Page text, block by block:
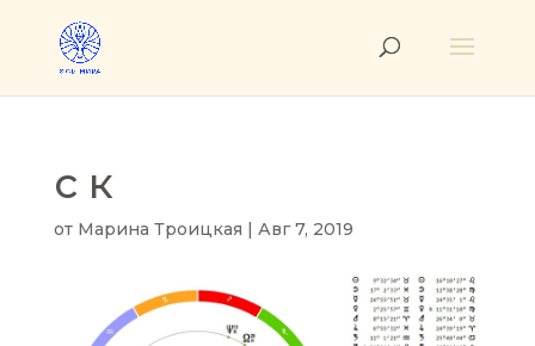
с к
от Марина Троицкая | Авг 7, 2019